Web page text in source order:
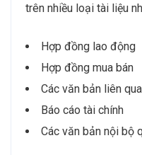
trên nhiều loại tài liệu
Hợp đồng lao động
Hợp đồng mua bán
Các văn bản liên
Báo cáo tài chính
Các văn bản nội bộ